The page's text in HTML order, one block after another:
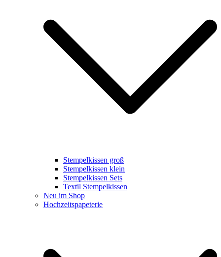
Stempelkissen groß
Stempelkissen klein
Stempelkissen Sets
Textil Stempelkissen
Neu im Shop
Hochzeitspapeterie